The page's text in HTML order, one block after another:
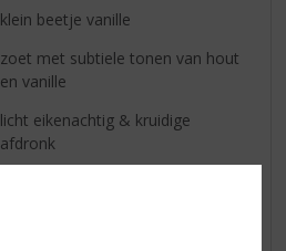
klein beetje vanille
zoet met subtiele tonen van hout
en vanille
licht eikenachtig & kruidige
afdronk